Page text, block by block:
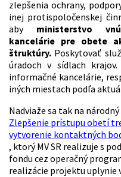
zlepšenia ochrany,
inej protispoločenskej
aby ministerstvo
kancelárie pre obete
štruktúry. Poskytovať
úradoch v sídlach
informačné kancelárie,
iných miestach podľa
Nadviaže sa tak na
Zlepšenie prístupu obetí
vytvorenie kontaktných
, ktorý MV SR realizuje s
fondu cez operačný
realizácie projektu uplynie